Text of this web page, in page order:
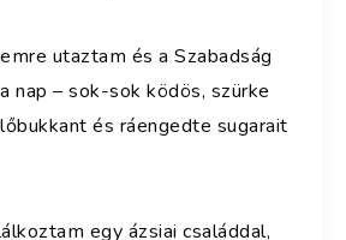
utaztam és a Szabadság
nap – sok-sok ködös, szürke
és ráengedte sugarait
egy ázsiai családdal,